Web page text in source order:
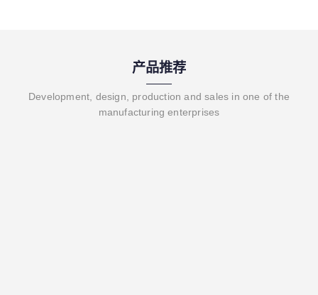
产品推荐
Development, design, production and sales in one of the
manufacturing enterprises